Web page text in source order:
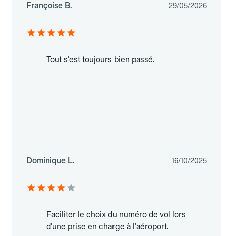
Françoise B. 29/05/2026
Tout s'est toujours bien passé.
Dominique L. 16/10/2025
Faciliter le choix du numéro de vol lors
d'une prise en charge à l'aéroport.